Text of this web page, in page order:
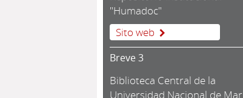
"Humadoc"
Sito web
Breve 3
Biblioteca Central de la
Universidad Nacional de Mar